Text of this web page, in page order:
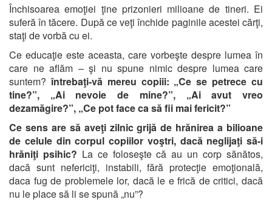
Închisoarea emoţiei ţine prizonieri milioane de tineri. Ei
suferă în tăcere. După ce veţi închide paginile acestei cărţi,
staţi de vorbă cu ei.
Ce educaţie este aceasta, care vorbeşte despre lumea în
care ne aflăm – şi nu spune nimic despre lumea care
suntem? întrebaţi-vă mereu copiii: „Ce se petrece cu
tine?”, „Ai nevoie de mine?”, „Ai avut vreo
dezamăgire?”, „Ce pot face ca să fii mai fericit?”
Ce sens are să aveţi zilnic grijă de hrănirea a bilioane
de celule din corpul copiilor voştri, dacă neglijaţi să-i
hrăniţi psihic? La ce foloseşte că au un corp sănătos,
dacă sunt nefericiţi, instabili, fără protecţie emoţională,
daca fug de problemele lor, dacă le e frică de critici, dacă
nu le place să li se spună „nu”?